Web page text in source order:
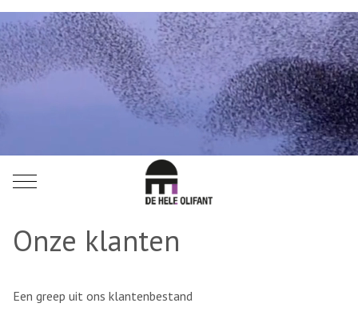
Mobile Menu Toggle
Onze klanten
Een greep uit ons klantenbestand